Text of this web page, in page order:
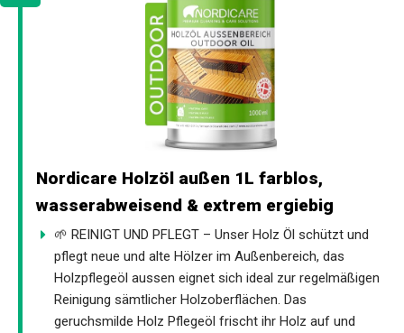
Nordicare Holzöl außen 1L farblos,
wasserabweisend & extrem ergiebig
🌱 REINIGT UND PFLEGT – Unser Holz Öl schützt und
pflegt neue und alte Hölzer im Außenbereich, das
Holzpflegeöl aussen eignet sich ideal zur regelmäßigen
Reinigung sämtlicher Holzoberflächen. Das
geruchsmilde Holz Pflegeöl frischt ihr Holz auf und